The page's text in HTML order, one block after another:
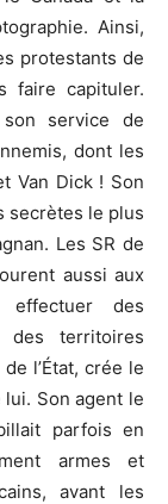
Ainsi,
protestants de
faire capituler.
son service de
dont les
Van Dick ! Son
secrètes le plus
Les SR de
aussi aux
des
des territoires
l’État, crée le
Son agent le
parfois en
armes et
avant les